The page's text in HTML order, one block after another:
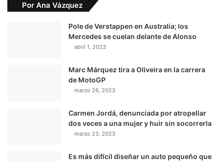
Por Ana Vázquez
Pole de Verstappen en Australia; los
Mercedes se cuelan delante de Alonso
abril 1, 2023
Marc Márquez tira a Oliveira en la carrera
de MotoGP
marzo 26, 2023
Carmen Jordá, denunciada por atropellar
dos veces a una mujer y huir sin socorrerla
marzo 23, 2023
Es más difícil diseñar un auto pequeño que